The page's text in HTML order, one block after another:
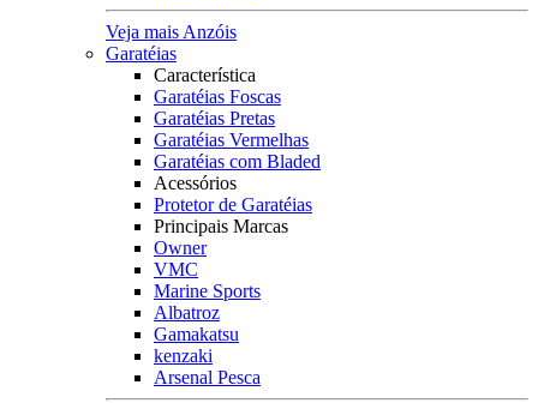
Veja mais Anzóis
Garatéias
Característica
Garatéias Foscas
Garatéias Pretas
Garatéias Vermelhas
Garatéias com Bladed
Acessórios
Protetor de Garatéias
Principais Marcas
Owner
VMC
Marine Sports
Albatroz
Gamakatsu
kenzaki
Arsenal Pesca